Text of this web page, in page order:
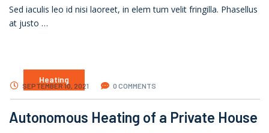
Sed iaculis leo id nisi laoreet, in elem tum velit fringilla. Phasellus
at justo …
Heating
SEPTEMBER 10, 2021 0 COMMENTS
Autonomous Heating of a Private House